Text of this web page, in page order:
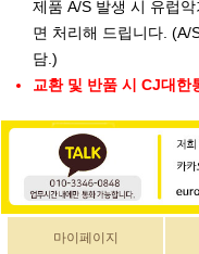
제품 A/S 발생 시 유럽
면 처리해 드립니다. (A/
담.)
교환 및 반품 시 CJ대한
마이페이지